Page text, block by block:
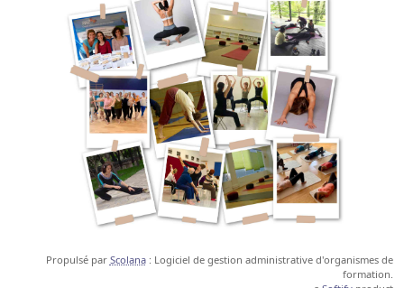
Propulsé par Scolana: Logiciel de gestion administrative d'organismes de
formation.